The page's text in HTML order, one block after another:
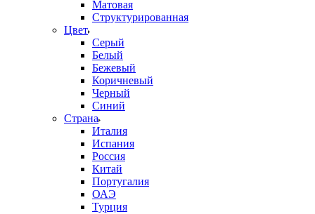
Матовая
Структурированная
Цвет
Серый
Белый
Бежевый
Коричневый
Черный
Синий
Страна
Италия
Испания
Россия
Китай
Португалия
ОАЭ
Турция